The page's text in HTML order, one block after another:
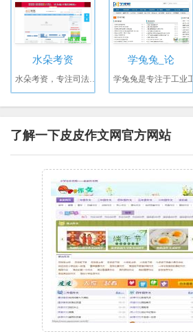
水朵考资
水朵考资，专注司法考试
学兔兔_论
学兔兔是专注于工业工
了解一下皮皮作文网官方网站